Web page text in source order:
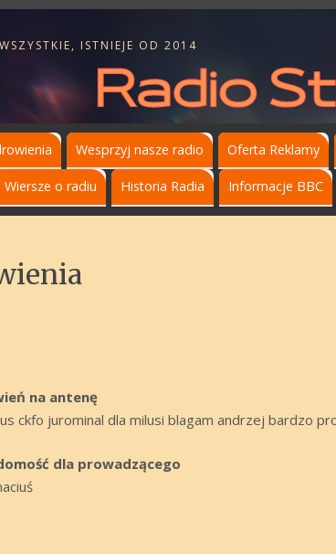
ISTNIEJE OD 2014
Wesprzyj nasze radio Oferta Reklamy
Wiersze o radiu Historia Radia Informacje BBC
na antenę
ckfo jurominal dla milusi blagam andrzej bardzo
dla prowadzącego